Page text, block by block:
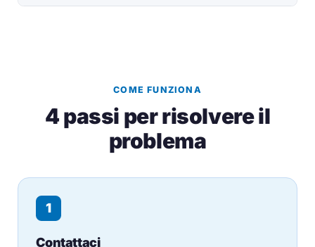
COME FUNZIONA
4 passi per risolvere il
problema
1
Contattaci